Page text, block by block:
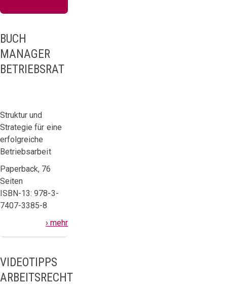
BUCH
MANAGER
BETRIEBSRAT
Struktur und
Strategie für eine
erfolgreiche
Betriebsarbeit
Paperback, 76
Seiten
ISBN-13: 978-3-
7407-3385-8
› mehr
VIDEOTIPPS
ARBEITSRECHT